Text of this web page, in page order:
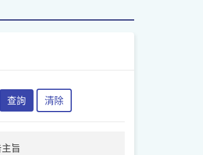
查詢 清除
旨